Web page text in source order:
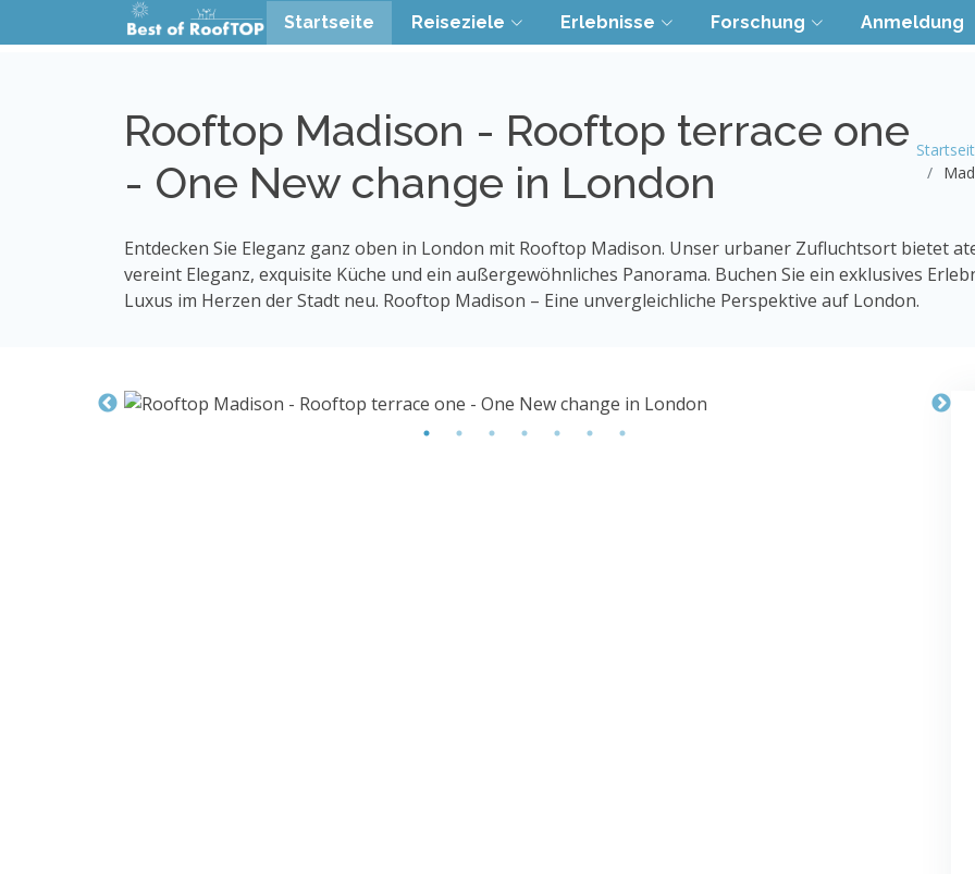
Startseite Reiseziele Erlebnisse Forschung Anmeldung
Rooftop Madison - Rooftop terrace one
- One New change in London
Entdecken Sie Eleganz ganz oben in London mit Rooftop Madison. Unser urbaner Zufluchtsort bietet
vereint Eleganz, exquisite Küche und ein außergewöhnliches Panorama. Buchen Sie ein exklusives
Luxus im Herzen der Stadt neu. Rooftop Madison – Eine unvergleichliche Perspektive auf London.